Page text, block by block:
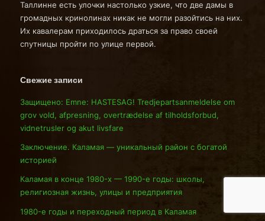
Таллинне есть улочки настолько узкие, что две дамы в
громадных кринолинах никак не могли разойтись на них.
Их кавалерам приходилось драться за право своей
спутницы пройти по улице первой.
Свежие записи
Защищено: Emne: HASTESAG! Tredjepartsanmeldelse om
grov vold, afpresning, overtrædelse af tilholdsforbud,
vidnetrusler og akut livsfare
Заключение. Каламая — уникальный район с богатой
историей
Каламая в конце 1980-х — 1990-е годы: школы,
религиозная жизнь, улицы и предприятия
1980-е годы и переходный период в Каламая